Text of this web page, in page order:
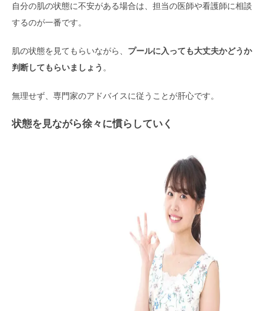
自分の肌の状態に不安がある場合は、担当の医師や看護師に相談
するのが一番です。
肌の状態を見てもらいながら、 プールに入っても大丈夫かどうか
判断してもらいましょう 。
無理せず、専門家のアドバイスに従うことが肝心です。
状態を見ながら徐々に慣らしていく